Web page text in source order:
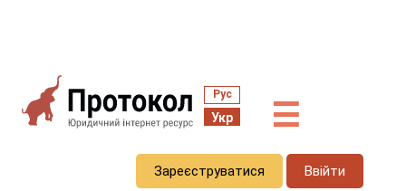
Рус
Укр ☰
Зареєструватися Ввійти